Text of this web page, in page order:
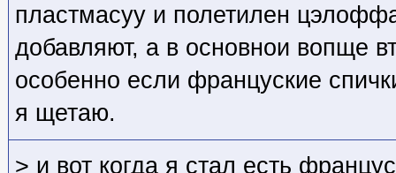
пластмасуу и полетилен
добавляют, а в основнои вопще
особенно если француские
я щетаю.
> и вот когда я стал есть